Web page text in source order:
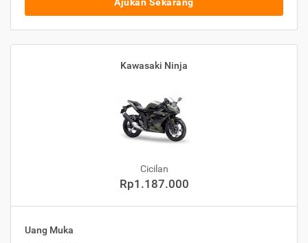
Ajukan Sekarang
Kawasaki Ninja
Cicilan
Rp1.187.000
Uang Muka